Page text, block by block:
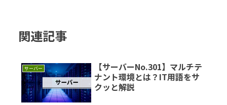
関連記事
サーバー
【サーバーNo.301】マルチテ
ナント環境とは？IT用語をサ
クッと解説